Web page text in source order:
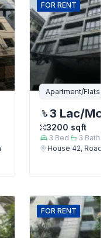
FOR RENT
Apartment/Flats
3 Lac/
3200 sqft
3 Bed 3 Bath
House 42, Road
FOR RENT